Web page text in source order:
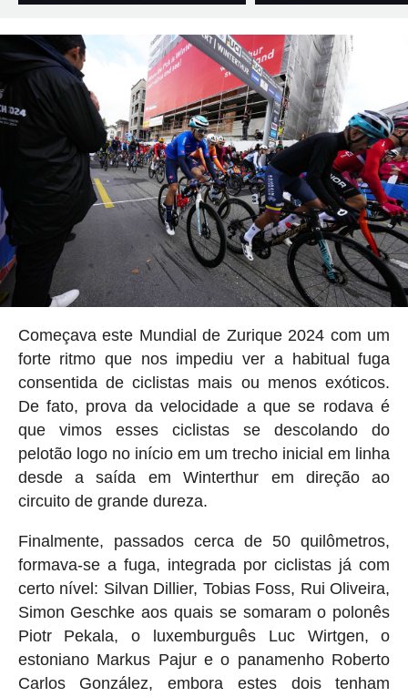
Começava este Mundial de Zurique 2024 com um
forte ritmo que nos impediu ver a habitual fuga
consentida de ciclistas mais ou menos exóticos.
De fato, prova da velocidade a que se rodava é
que vimos esses ciclistas se descolando do
pelotão logo no início em um trecho inicial em linha
desde a saída em Winterthur em direção ao
circuito de grande dureza.
Finalmente, passados cerca de 50 quilômetros,
formava-se a fuga, integrada por ciclistas já com
certo nível: Silvan Dillier, Tobias Foss, Rui Oliveira,
Simon Geschke aos quais se somaram o polonês
Piotr Pekala, o luxemburguês Luc Wirtgen, o
estoniano Markus Pajur e o panamenho Roberto
Carlos González, embora estes dois tenham